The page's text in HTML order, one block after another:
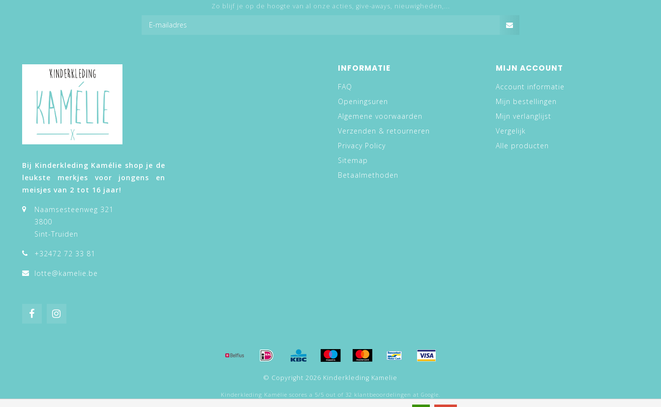
Zo blijf je op de hoogte van al onze acties, give-aways, nieuwigheden,...
Bij Kinderkleding Kamélie shop je de
leukste merkjes voor jongens en
meisjes van 2 tot 16 jaar!
Naamsesteenweg 321
3800
Sint-Truiden
+32472 72 33 81
lotte@kamelie.be
INFORMATIE
FAQ
Openingsuren
Algemene voorwaarden
Verzenden & retourneren
Privacy Policy
Sitemap
Betaalmethoden
MIJN ACCOUNT
Account informatie
Mijn bestellingen
Mijn verlanglijst
Vergelijk
Alle producten
© Copyright 2026 Kinderkleding Kamelie
Kinderkleding Kamélie scores a 5/5 out of 32 klantbeoordelingen at Google.